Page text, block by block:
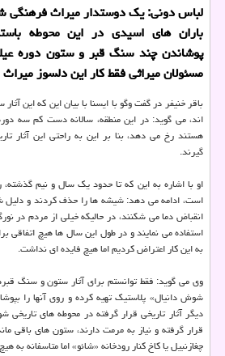
لباس دونی: یك دوستدار میراث فرهنگی
باران های اسیدی در این محوطه
پوشاندن چند سنگ قبر و ستون دوره
مسئولان میراثی فقط كار این دلسوز
باقر خنیفر در گفت وگو با ایسنا با بیان این كه این
اند، می گوید: در این منطقه، سالانه دست كم سه
هستند رخ می دهد، بنا بر این به راحتی این آثار
گیرند.
او با اشاره به این كه تا حدود یك سال و نیم
است، ادامه می دهد: شیشه ها را حذف كردند و دلیل
انقباض دما می شكنند، در حالیكه خیلی از مردم در
استفاده می نمایند و در طول این سال ها هیچ اتفاقی
به این كار اعتراض كردیم اما هیچ فایده ای نداشت.
وی می گوید: فقط توانستم برای آثار ستون و سنگ
شوش دانیال» پلاستیك تهیه كرده و روی آنها را
دیگر آثار تاریخی قرار گرفته در محوطه های تاریخی
قرار گرفته و نیاز به مرمت دارند، ستون های باقی
چغازنبیل یا كاخ كنار رودخانه «شائو» اما متاسفانه به